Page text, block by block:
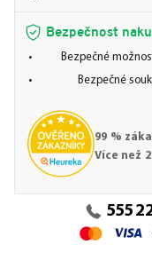
Bezpečnost
Bezpečné
Bezpečné
99 %
Více než 2
555